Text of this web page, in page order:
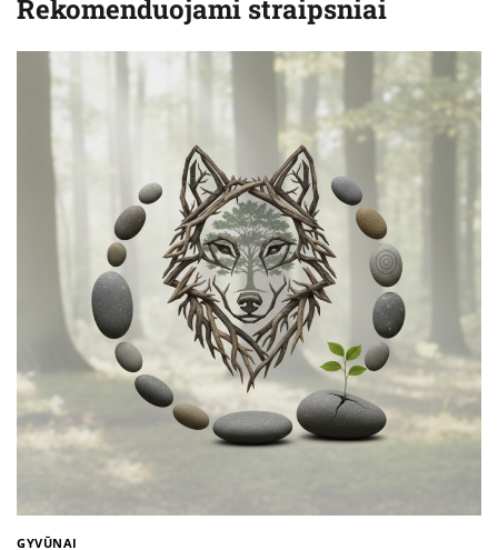
Rekomenduojami straipsniai
GYVŪNAI